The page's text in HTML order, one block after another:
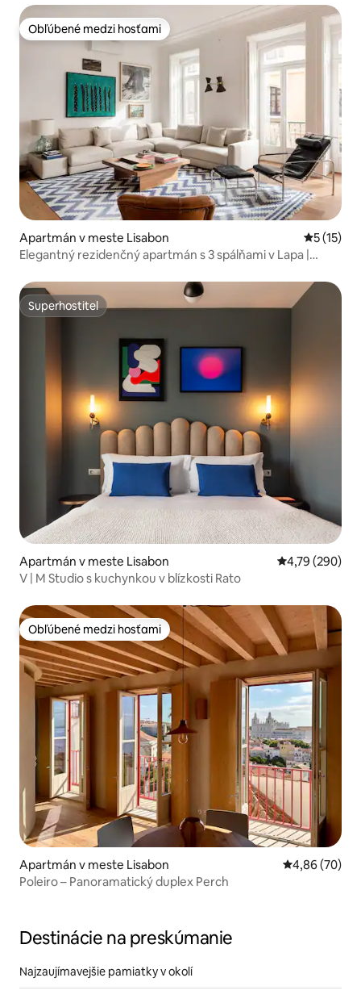
Obľúbené medzi hosťami
Obľúbené medzi hosťami
Apartmán v meste Lisabon
5 (15)
Elegantný rezidenčný apartmán s 3 spálňami v Lapa |
Superhostiteľ
Superhostiteľ
Apartmán v meste Lisabon Priemerné
4,79 (290)
V | M Studio s kuchynkou v blízkosti Rato
Obľúbené medzi hosťami
Obľúbené medzi hosťami
Apartmán v meste Lisabon Priemerné
4,86 (70)
Poleiro – Panoramatický duplex Perch
Destinácie na preskúmanie
Najzaujímavejšie pamiatky v okolí